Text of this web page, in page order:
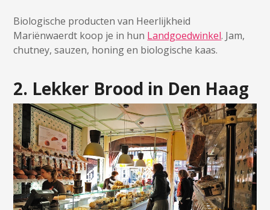
Biologische producten van Heerlijkheid
Mariënwaerdt koop je in hun Landgoedwinkel. Jam,
chutney, sauzen, honing en biologische kaas.
2. Lekker Brood in Den Haag